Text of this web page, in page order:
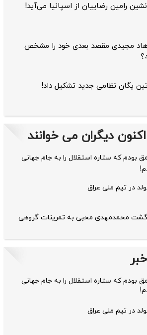
رامین رضاییان از اسپانیا می‌آید!
مجیدی مقصد بعدی خود را مشخص
یگان نظامی جدید تشکیل داد!
دیگران می خوانند
بودم که ستاره استقلال را به جام جهانی
در تیم ملی عراق
محمدمهدی محبی به تمرینات گروهی
بودم که ستاره استقلال را به جام جهانی
در تیم ملی عراق